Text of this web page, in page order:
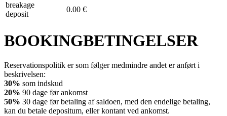
breakage
deposit
0.00 €
BOOKINGBETINGELSER
Reservationspolitik er som følger medmindre andet er anført i
beskrivelsen:
30% som indskud
20% 90 dage før ankomst
50% 30 dage før betaling af saldoen, med den endelige betaling,
kan du betale depositum, eller kontant ved ankomst.